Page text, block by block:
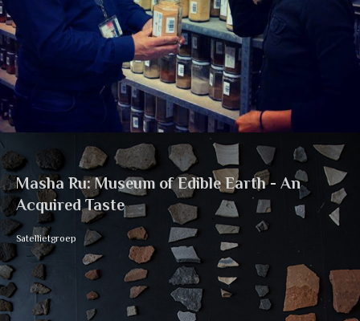
Masha Ru: Museum of Edible Earth - An
Acquired Taste
Satellietgroep